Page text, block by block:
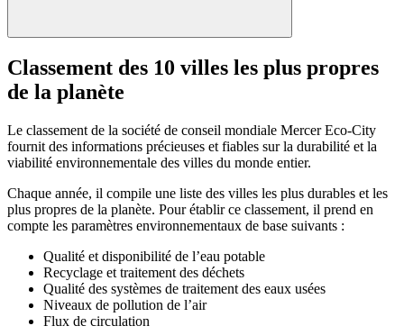
Classement des 10 villes les plus propres
de la planète
Le classement de la société de conseil mondiale Mercer Eco-City
fournit des informations précieuses et fiables sur la durabilité et la
viabilité environnementale des villes du monde entier.
Chaque année, il compile une liste des villes les plus durables et les
plus propres de la planète. Pour établir ce classement, il prend en
compte les paramètres environnementaux de base suivants :
Qualité et disponibilité de l’eau potable
Recyclage et traitement des déchets
Qualité des systèmes de traitement des eaux usées
Niveaux de pollution de l’air
Flux de circulation